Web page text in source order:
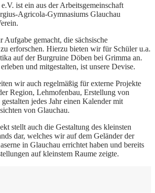
ist ein aus der Arbeitsgemeinschaft
Agricola-Gymnasiums Glauchau
Aufgabe gemacht, die sächsische
erforschen. Hierzu bieten wir für Schüler u.a.
auf der Burgruine Döben bei Grimma an.
und mitgestalten, ist unsere Devise.
wir auch regelmäßig für externe Projekte
Region, Lehmofenbau, Erstellung von
jedes Jahr einen Kalender mit
von Glauchau.
stellt auch die Gestaltung des kleinsten
dar, welches wir auf dem Geländer der
in Glauchau errichtet haben und bereits
auf kleinstem Raume zeigte.